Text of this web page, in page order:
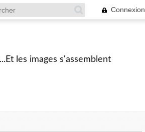
Connexion
les images s'assemblent